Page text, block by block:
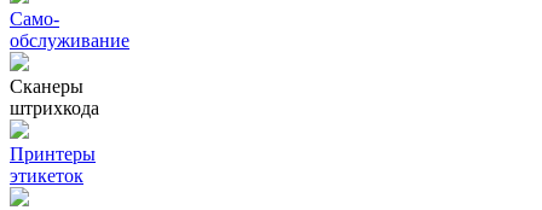
Само-
обслуживание
Сканеры
штрихкода
Принтеры
этикеток